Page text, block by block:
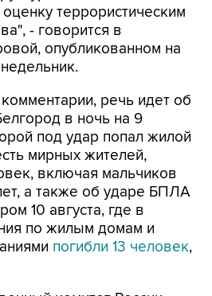
террористическим
- говорится в
опубликованном на
речь идет об
в ночь на 9
под удар попал жилой
мирных жителей,
включая мальчиков
а также об ударе БПЛА
10 августа, где в
по жилым домам и
погибли 13 человек,